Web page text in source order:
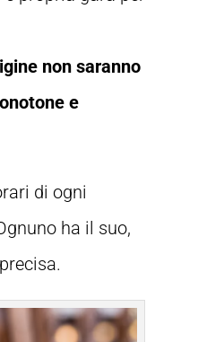
non saranno
e
di ogni
ha il suo,